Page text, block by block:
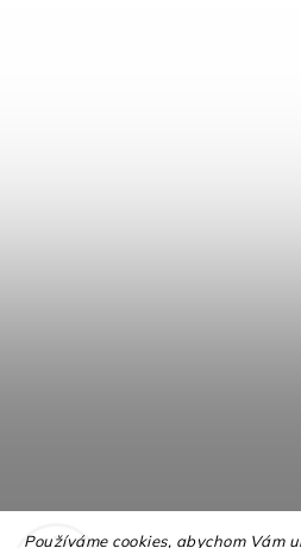
Používáme cookies, abychom Vám